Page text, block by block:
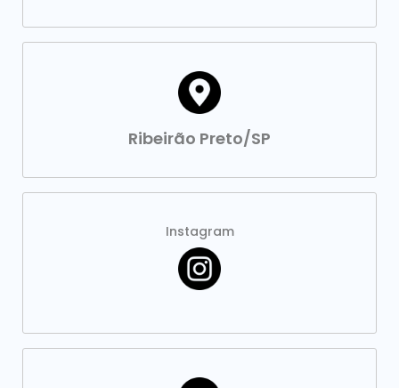
Ribeirão Preto/SP
Instagram